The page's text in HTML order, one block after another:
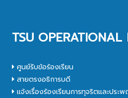
TSU OPERATIONAL
ศูนย์รับข้อร้องเรียน
สายตรงอธิการบดี
แจ้งเรื่องร้องเรียนการทุจริตและประ